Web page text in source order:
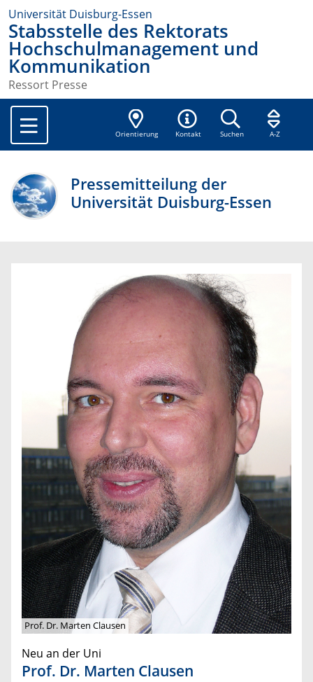
Universität Duisburg-Essen
Stabsstelle des Rektorats
Hochschulmanagement und
Kommunikation
Ressort Presse
Orientierung Kontakt Suchen A-Z
Pressemitteilung der
Universität Duisburg-Essen
Prof. Dr. Marten Clausen
Neu an der Uni
Prof. Dr. Marten Clausen